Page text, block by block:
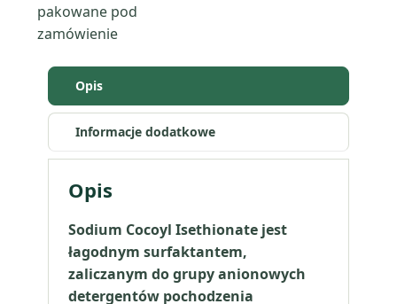
pakowane pod
zamówienie
Opis
Informacje dodatkowe
Opis
Sodium Cocoyl Isethionate jest
łagodnym surfaktantem,
zaliczanym do grupy anionowych
detergentów pochodzenia